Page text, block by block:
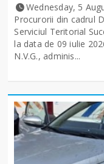
Wednesday, 5
Procurorii din cadrul
Serviciul Teritorial
la data de 09 iulie
N.V.G., adminis...